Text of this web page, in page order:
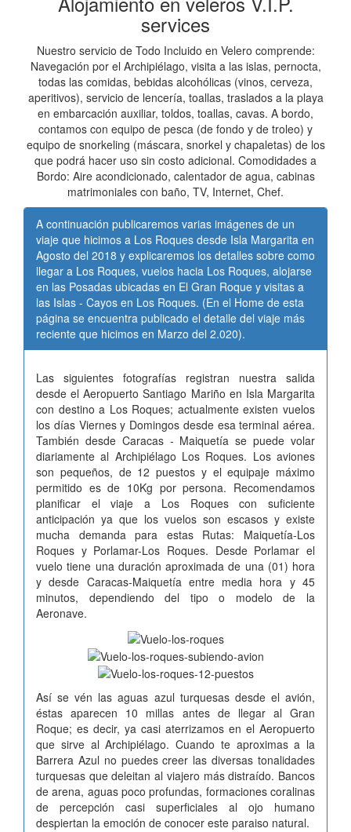
services
Nuestro servicio de Todo Incluido en Velero comprende:
Navegación por el Archipiélago, visita a las islas, pernocta,
todas las comidas, bebidas alcohólicas (vinos, cerveza,
aperitivos), servicio de lencería, toallas, traslados a la playa
en embarcación auxiliar, toldos, toallas, cavas. A bordo,
contamos con equipo de pesca (de fondo y de troleo) y
equipo de snorkeling (máscara, snorkel y chapaletas) de los
que podrá hacer uso sin costo adicional. Comodidades a
Bordo: Aire acondicionado, calentador de agua, cabinas
matrimoniales con baño, TV, Internet, Chef.
A continuación publicaremos varias imágenes de un
viaje que hicimos a Los Roques desde Isla Margarita en
Agosto del 2018 y explicaremos los detalles sobre como
llegar a Los Roques, vuelos hacia Los Roques, alojarse
en las Posadas ubicadas en El Gran Roque y visitas a
las Islas - Cayos en Los Roques. (En el Home de esta
página se encuentra publicado el detalle del viaje más
reciente que hicimos en Marzo del 2.020).
Las siguientes fotografías registran nuestra salida
desde el Aeropuerto Santiago Mariño en Isla Margarita
con destino a Los Roques; actualmente existen vuelos
los días Viernes y Domingos desde esa terminal aérea.
También desde Caracas - Maiquetía se puede volar
diariamente al Archipiélago Los Roques. Los aviones
son pequeños, de 12 puestos y el equipaje máximo
permitido es de 10Kg por persona. Recomendamos
planificar el viaje a Los Roques con suficiente
anticipación ya que los vuelos son escasos y existe
mucha demanda para estas Rutas: Maiquetía-Los
Roques y Porlamar-Los Roques. Desde Porlamar el
vuelo tiene una duración aproximada de una (01) hora
y desde Caracas-Maiquetía entre media hora y 45
minutos, dependiendo del tipo o modelo de la
Aeronave.
Así se vén las aguas azul turquesas desde el avión,
éstas aparecen 10 millas antes de llegar al Gran
Roque; es decir, ya casi aterrizamos en el Aeropuerto
que sirve al Archipiélago. Cuando te aproximas a la
Barrera Azul no puedes creer las diversas tonalidades
turquesas que deleitan al viajero más distraído. Bancos
de arena, aguas poco profundas, formaciones coralinas
de percepción casi superficiales al ojo humano
despiertan la emoción de conocer este paraiso natural.